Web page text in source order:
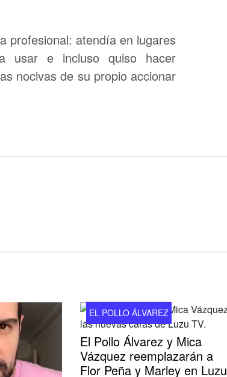
profesional: atendía en lugares
usar e incluso quiso hacer
nocivas de su propio accionar
EL POLLO ÁLVAREZ
El Pollo Álvarez y Mica
Vázquez reemplazarán a
Flor Peña y Marley en Luzu